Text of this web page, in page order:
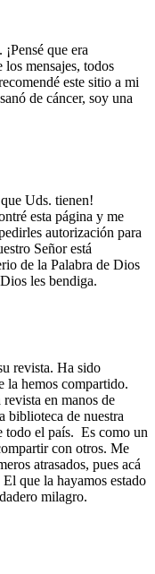
que era
mensajes, todos
este sitio a mi
de cáncer, soy una
Uds. tienen!
esta página y me
autorización para
Señor está
de la Palabra de Dios
les bendiga.
revista. Ha sido
la hemos compartido.
en manos de
biblioteca de nuestra
todo el país. Es como un
con otros. Me
atrasados, pues acá
que la hayamos estado
milagro.